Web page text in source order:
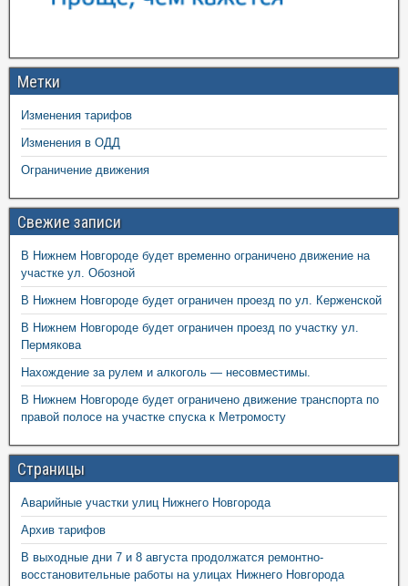
Метки
Изменения тарифов
Изменения в ОДД
Ограничение движения
Свежие записи
В Нижнем Новгороде будет временно ограничено движение на
участке ул. Обозной
В Нижнем Новгороде будет ограничен проезд по ул. Керженской
В Нижнем Новгороде будет ограничен проезд по участку ул.
Пермякова
Нахождение за рулем и алкоголь — несовместимы.
В Нижнем Новгороде будет ограничено движение транспорта по
правой полосе на участке спуска к Метромосту
Страницы
Аварийные участки улиц Нижнего Новгорода
Архив тарифов
В выходные дни 7 и 8 августа продолжатся ремонтно-
восстановительные работы на улицах Нижнего Новгорода